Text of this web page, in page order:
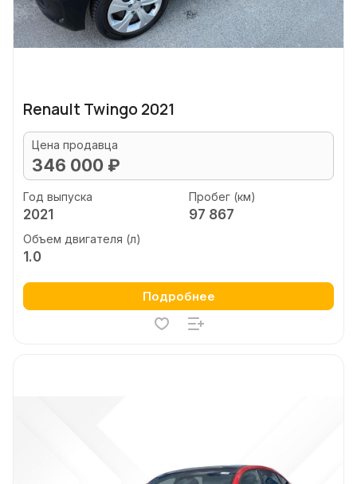
Renault Twingo 2021
Цена продавца
346 000 ₽
Год выпуска
2021
Пробег (км)
97 867
Объем двигателя (л)
1.0
Подробнее